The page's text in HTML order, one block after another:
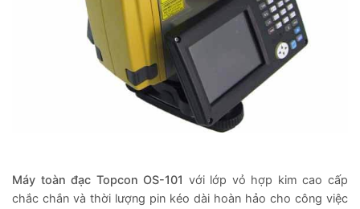
Máy toàn đạc Topcon OS-101 với lớp vỏ hợp kim cao cấp
chắc chắn và thời lượng pin kéo dài hoàn hảo cho công việc